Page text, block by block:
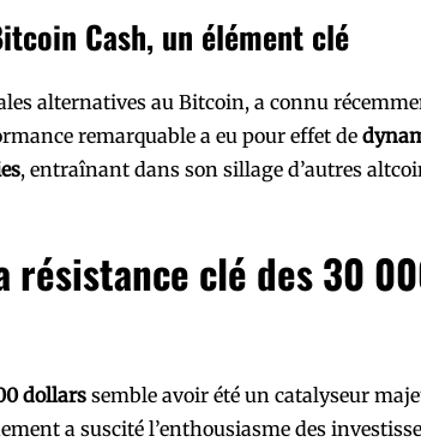
Cash, un élément clé
alternatives au Bitcoin, a connu
remarquable a eu pour effet de
, entraînant dans son sillage d’autres
résistance clé des 30
dollars semble avoir été un catalyseur
a suscité l’enthousiasme des